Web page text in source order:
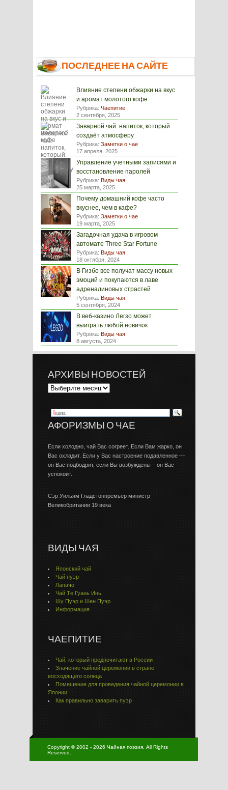
ПОСЛЕДНЕЕ НА САЙТЕ
Влияние степени обжарки на вкус
и аромат молотого кофе
Рубрика: Чаепитие
2 сентября, 2025
Заварной чай: напиток, который
создаёт атмосферу
Рубрика: Заметки о чае
17 апреля, 2025
Управление учетными записями и
восстановление паролей
Рубрика: Виды чая
25 марта, 2025
Почему домашний кофе часто
вкуснее, чем в кафе?
Рубрика: Заметки о чае
19 марта, 2025
Загадочная удача в игровом
автомате Three Star Fortune
Рубрика: Виды чая
18 октября, 2024
В Гизбо все получат массу новых
эмоций и покупаются в лаве
адреналиновых страстей
Рубрика: Виды чая
5 сентября, 2024
В веб-казино Легзо может
выиграть любой новичок
Рубрика: Виды чая
8 августа, 2024
АРХИВЫ НОВОСТЕЙ
АФОРИЗМЫ О ЧАЕ
Если холодно, чай Вас согреет. Если Вам жарко, он
Вас охладит. Если у Вас настроение подавленное —
он Вас подбодрит, если Вы возбуждены – он Вас
успокоит.
Сэр Уильям Гладстонпремьер министр
Великобритании 19 века
ВИДЫ ЧАЯ
Японский чай
Чай пуэр
Лапачо
Чай Тe Гуaнь Инь
Шу Пуэр и Шен Пуэр
Информация
ЧАЕПИТИЕ
Чай, который предпочитают в России
Значение чайной церемонии в стране
восходящего солнца
Помещение для проведения чайной церемонии в
Японии
Как правильно заварить пуэр
Copyright © 2002 - 2026 Чайная поэзия, All Rights
Reserved.